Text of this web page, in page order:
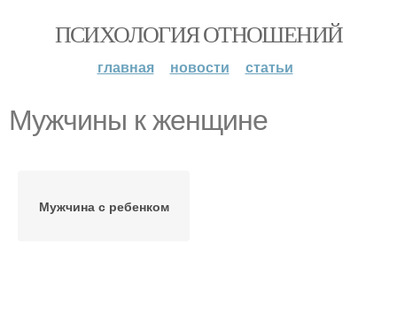
ПСИХОЛОГИЯ ОТНОШЕНИЙ
главная новости статьи
Мужчины к женщине
Мужчина с ребенком